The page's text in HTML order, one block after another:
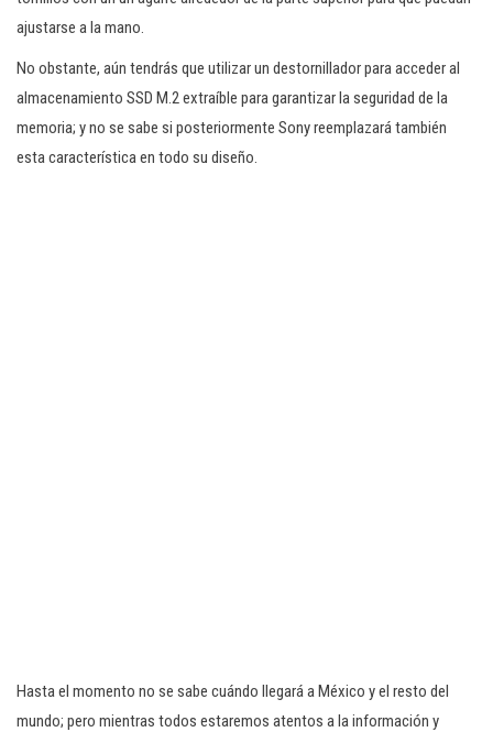
ajustarse a la mano.
No obstante, aún tendrás que utilizar un destornillador para acceder al
almacenamiento SSD M.2 extraíble para garantizar la seguridad de la
memoria; y no se sabe si posteriormente Sony reemplazará también
esta característica en todo su diseño.
Hasta el momento no se sabe cuándo llegará a México y el resto del
mundo; pero mientras todos estaremos atentos a la información y